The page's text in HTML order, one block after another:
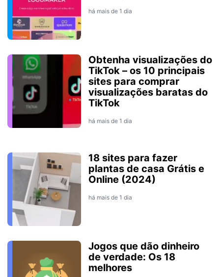
há mais de 1 dia
Obtenha visualizações do
TikTok – os 10 principais
sites para comprar
visualizações baratas do
TikTok
há mais de 1 dia
18 sites para fazer
plantas de casa Grátis e
Online (2024)
há mais de 1 dia
Jogos que dão dinheiro
de verdade: Os 18
melhores